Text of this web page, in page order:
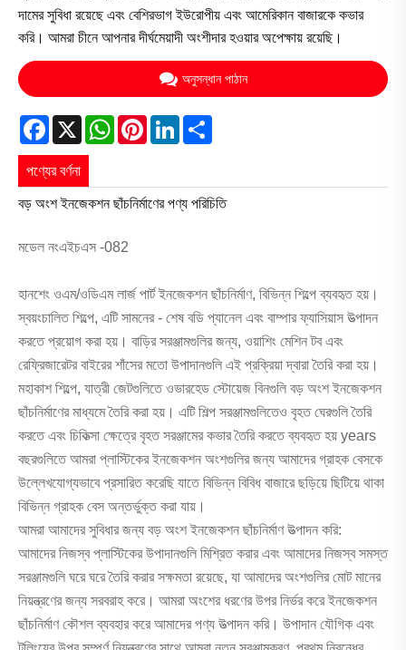
দামের সুবিধা রয়েছে এবং বেশিরভাগ ইউরোপীয় এবং আমেরিকান বাজারকে কভার
করি। আমরা চীনে আপনার দীর্ঘমেয়াদী অংশীদার হওয়ার অপেক্ষায় রয়েছি।
অনুসন্ধান পাঠান
Facebook
X WhatsApp
PinterestLinkedIn
পণ্যের বর্ণনা
বড় অংশ ইনজেকশন ছাঁচনির্মাণের পণ্য পরিচিতি
মডেল নংএইচএস -082
হানশেং ওএম/ওডিএম লার্জ পার্ট ইনজেকশন ছাঁচনির্মাণ, বিভিন্ন শিল্পে ব্যবহৃত হয়।
স্বয়ংচালিত শিল্পে, এটি সামনের - শেষ বডি প্যানেল এবং বাম্পার ফ্যাসিয়াস উত্পাদন
করতে প্রয়োগ করা হয়। বাড়ির সরঞ্জামগুলির জন্য, ওয়াশিং মেশিন টব এবং
রেফ্রিজারেটর বাইরের শাঁসের মতো উপাদানগুলি এই প্রক্রিয়া দ্বারা তৈরি করা হয়।
মহাকাশ শিল্পে, যাত্রী জেটগুলিতে ওভারহেড স্টোয়েজ বিনগুলি বড় অংশ ইনজেকশন
ছাঁচনির্মাণের মাধ্যমে তৈরি করা হয়। এটি শিল্প সরঞ্জামগুলিতেও বৃহত ঘেরগুলি তৈরি
করতে এবং চিকিত্সা ক্ষেত্রে বৃহত সরঞ্জামের কভার তৈরি করতে ব্যবহৃত হয় years
বছরগুলিতে আমরা প্লাস্টিকের ইনজেকশন অংশগুলির জন্য আমাদের গ্রাহক বেসকে
উল্লেখযোগ্যভাবে প্রসারিত করেছি যাতে বিভিন্ন বিবিধ বাজারে ছড়িয়ে ছিটিয়ে থাকা
বিভিন্ন গ্রাহক বেস অন্তর্ভুক্ত করা যায়।
আমরা আমাদের সুবিধার জন্য বড় অংশ ইনজেকশন ছাঁচনির্মাণ উত্পাদন করি:
আমাদের নিজস্ব প্লাস্টিকের উপাদানগুলি মিশ্রিত করার এবং আমাদের নিজস্ব সমস্ত
সরঞ্জামগুলি ঘরে ঘরে তৈরি করার সক্ষমতা রয়েছে, যা আমাদের অংশগুলির মোট মানের
নিয়ন্ত্রণের জন্য সরবরাহ করে। আমরা অংশের ধরণের উপর নির্ভর করে ইনজেকশন
ছাঁচনির্মাণ কৌশল ব্যবহার করে আমাদের পণ্য উত্পাদন করি। উপাদান যৌগিক এবং